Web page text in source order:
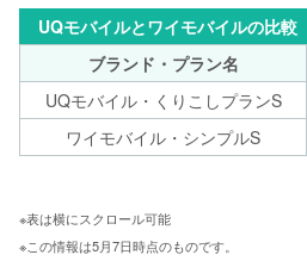
UQモバイルとワイモバイルの比較
ブランド・プラン名
UQモバイル・くりこしプランS
ワイモバイル・シンプルS
※表は横にスクロール可能
※この情報は5月7日時点のものです。